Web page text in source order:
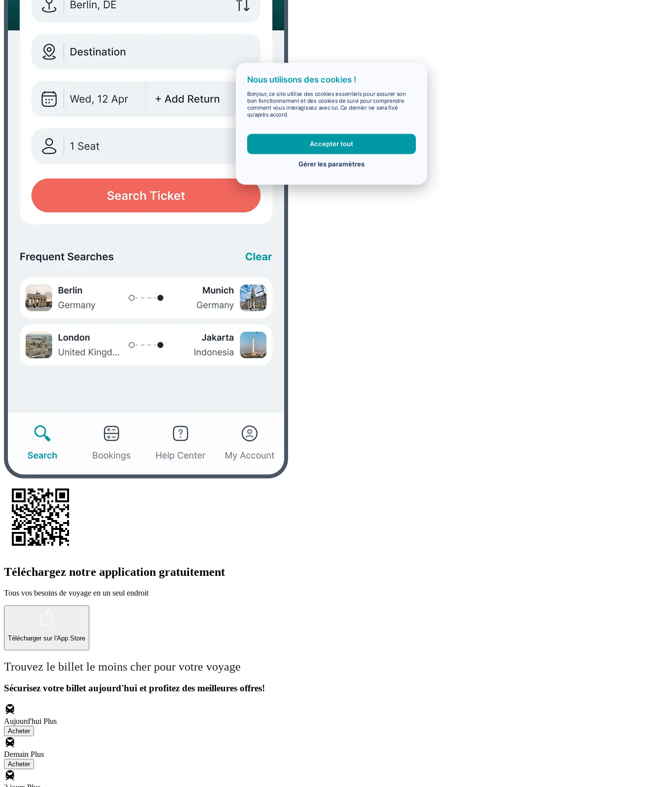
Téléchargez notre application gratuitement
Tous vos besoins de voyage en un seul endroit
Télécharger sur l'App Store
Trouvez le billet le moins cher pour votre voyage
Sécurisez votre billet aujourd'hui et profitez des meilleures offres!
Aujourd'hui Plus
Acheter
Demain Plus
Acheter
Nous utilisons des cookies !
Bonjour, ce site utilise des cookies essentiels pour assurer son
bon fonctionnement et des cookies de suivi pour comprendre
comment vous interagissez avec lui. Ce dernier ne sera fixé
qu'après accord.
Accepter tout
Gérer les paramètres